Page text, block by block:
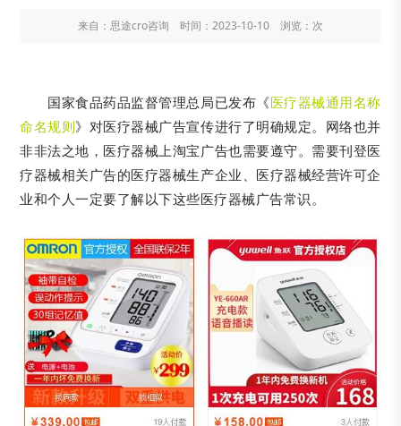
来自：思途cro咨询 时间：2023-10-10 浏览： 次
国家食品药品监督管理总局已发布《医疗器械通用名称
命名规则》对医疗器械广告宣传进行了明确规定。网络也并
非非法之地，医疗器械上淘宝广告也需要遵守。需要刊登医
疗器械相关广告的医疗器械生产企业、医疗器械经营许可企
业和个人一定要了解以下这些医疗器械广告常识。